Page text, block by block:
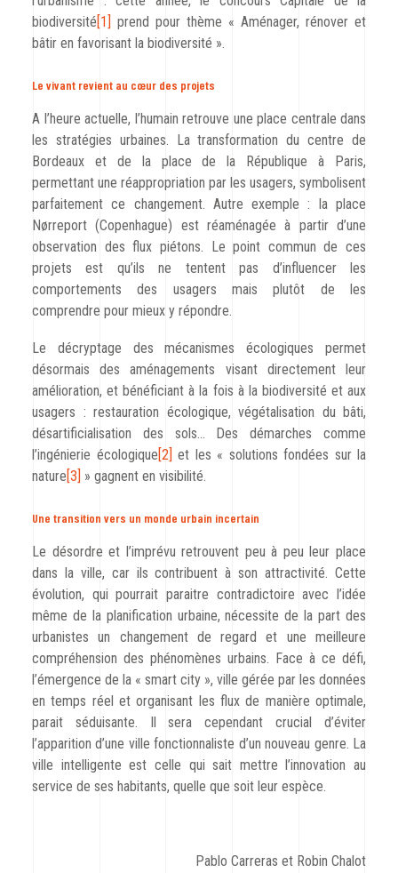
biodiversité[1] prend pour thème « Aménager, rénover et
bâtir en favorisant la biodiversité ».
Le vivant revient au cœur des projets
A l’heure actuelle, l’humain retrouve une place centrale dans
les stratégies urbaines. La transformation du centre de
Bordeaux et de la place de la République à Paris,
permettant une réappropriation par les usagers, symbolisent
parfaitement ce changement. Autre exemple : la place
Nørreport (Copenhague) est réaménagée à partir d’une
observation des flux piétons. Le point commun de ces
projets est qu’ils ne tentent pas d’influencer les
comportements des usagers mais plutôt de les
comprendre pour mieux y répondre.
Le décryptage des mécanismes écologiques permet
désormais des aménagements visant directement leur
amélioration, et bénéficiant à la fois à la biodiversité et aux
usagers : restauration écologique, végétalisation du bâti,
désartificialisation des sols… Des démarches comme
l’ingénierie écologique[2] et les « solutions fondées sur la
nature[3] » gagnent en visibilité.
Une transition vers un monde urbain incertain
Le désordre et l’imprévu retrouvent peu à peu leur place
dans la ville, car ils contribuent à son attractivité. Cette
évolution, qui pourrait paraitre contradictoire avec l’idée
même de la planification urbaine, nécessite de la part des
urbanistes un changement de regard et une meilleure
compréhension des phénomènes urbains. Face à ce défi,
l’émergence de la « smart city », ville gérée par les données
en temps réel et organisant les flux de manière optimale,
parait séduisante. Il sera cependant crucial d’éviter
l’apparition d’une ville fonctionnaliste d’un nouveau genre. La
ville intelligente est celle qui sait mettre l’innovation au
service de ses habitants, quelle que soit leur espèce.
Pablo Carreras et Robin Chalot